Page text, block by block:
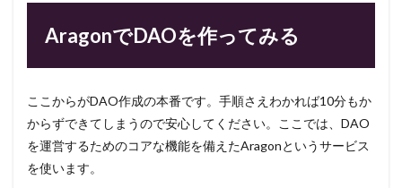
AragonでDAOを作ってみる
ここからがDAO作成の本番です。手順さえわかれば10分もか
からずできてしまうので安心してください。ここでは、DAO
を運営するためのコアな機能を備えたAragonというサービス
を使います。